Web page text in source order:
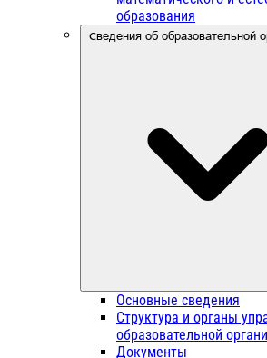
образования
Сведения об образовательной
Основные сведения
Структура и органы
образовательной
Документы